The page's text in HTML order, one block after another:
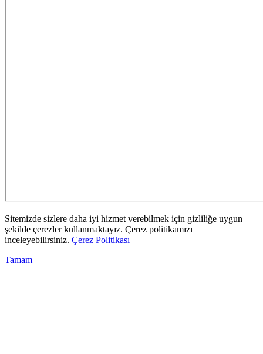
Sitemizde sizlere daha iyi hizmet verebilmek için gizliliğe uygun
şekilde çerezler kullanmaktayız. Çerez politikamızı
inceleyebilirsiniz. Çerez Politikası
Tamam